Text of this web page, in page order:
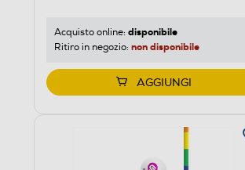
Acquisto online: disponibile
Ritiro in negozio: non disponibile
AGGIUNGI